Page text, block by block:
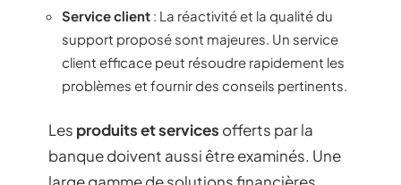
Service client : La réactivité et la qualité du
support proposé sont majeures. Un service
client efficace peut résoudre rapidement les
problèmes et fournir des conseils pertinents.
Les produits et services offerts par la
banque doivent aussi être examinés. Une